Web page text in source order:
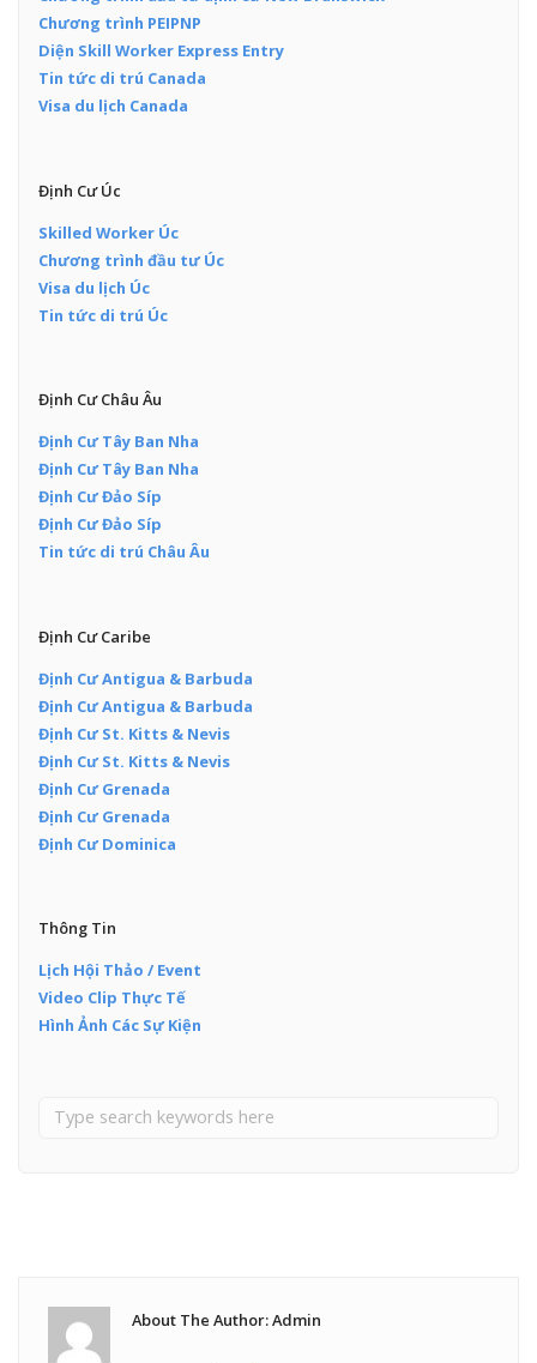
Chương trình PEIPNP
Diện Skill Worker Express Entry
Tin tức di trú Canada
Visa du lịch Canada
Định Cư Úc
Skilled Worker Úc
Chương trình đầu tư Úc
Visa du lịch Úc
Tin tức di trú Úc
Định Cư Châu Âu
Định Cư Tây Ban Nha
Định Cư Tây Ban Nha
Định Cư Đảo Síp
Định Cư Đảo Síp
Tin tức di trú Châu Âu
Định Cư Caribe
Định Cư Antigua & Barbuda
Định Cư Antigua & Barbuda
Định Cư St. Kitts & Nevis
Định Cư St. Kitts & Nevis
Định Cư Grenada
Định Cư Grenada
Định Cư Dominica
Thông Tin
Lịch Hội Thảo / Event
Video Clip Thực Tế
Hình Ảnh Các Sự Kiện
About The Author: Admin